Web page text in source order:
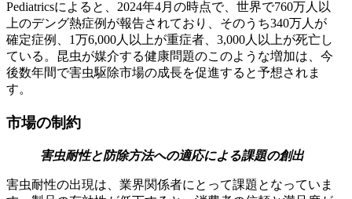
Pediatricsによると、2024年4月の時点で、世界で760万人以
上のデング熱症例が報告されており、そのうち340万人が
確定症例、1万6,000人以上が重症者、3,000人以上が死亡し
ている。昆虫が媒介する健康問題のこのような増加は、今
後数年間で害虫駆除市場の成長を促進すると予想されま
す。
市場の制約
害虫耐性と防除方法への適応による課題の創出
害虫耐性の出現は、業界関係者にとって課題となっていま